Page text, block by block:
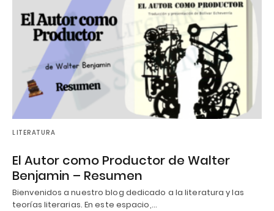
LITERATURA
El Autor como Productor de Walter
Benjamin – Resumen
Bienvenidos a nuestro blog dedicado a la literatura y las
teorías literarias. En este espacio,…